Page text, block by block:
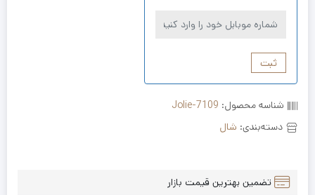
ثبت
شناسه محصول: Jolie-7109
دسته‌بندی: شال
تضمین بهترین قیمت بازار